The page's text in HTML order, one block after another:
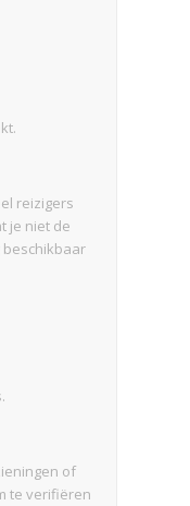
reizigers
je niet de
of
te verifiëren